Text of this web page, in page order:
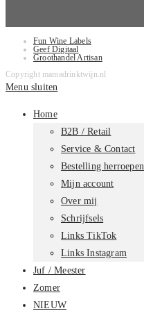
Fun Wine Labels
Geef Digitaal
Groothandel Artisan
Copyright mamadrinktwijn.nl
Menu sluiten
Home
B2B / Retail
Service & Contact
Bestelling herroepen
Mijn account
Over mij
Schrijfsels
Links TikTok
Links Instagram
Juf / Meester
Zomer
NIEUW